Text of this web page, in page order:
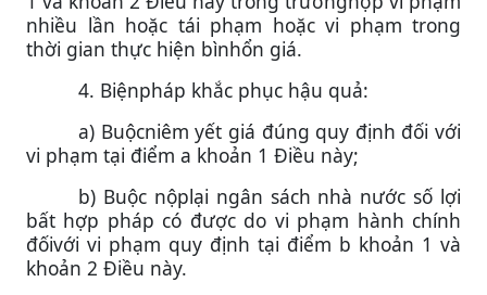
nhiều lần hoặc tái phạm hoặc vi phạm trong
thời gian thực hiện bìnhổn giá.
4. Biệnpháp khắc phục hậu quả:
a) Buộcniêm yết giá đúng quy định đối với
vi phạm tại điểm a khoản 1 Điều này;
b) Buộc nộplại ngân sách nhà nước số lợi
bất hợp pháp có được do vi phạm hành chính
đốivới vi phạm quy định tại điểm b khoản 1 và
khoản 2 Điều này.